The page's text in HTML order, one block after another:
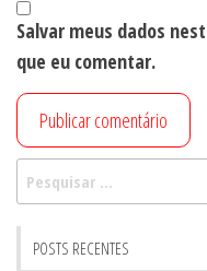
Salvar meus dados
que eu comentar.
Pesquisar
por:
POSTS RECENTES